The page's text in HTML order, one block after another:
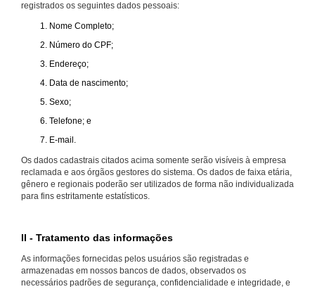
registrados os seguintes dados pessoais:
Nome Completo;
Número do CPF;
Endereço;
Data de nascimento;
Sexo;
Telefone; e
E-mail.
Os dados cadastrais citados acima somente serão visíveis à empresa
reclamada e aos órgãos gestores do sistema. Os dados de faixa etária,
gênero e regionais poderão ser utilizados de forma não individualizada
para fins estritamente estatísticos.
II - Tratamento das informações
As informações fornecidas pelos usuários são registradas e
armazenadas em nossos bancos de dados, observados os
necessários padrões de segurança, confidencialidade e integridade, e